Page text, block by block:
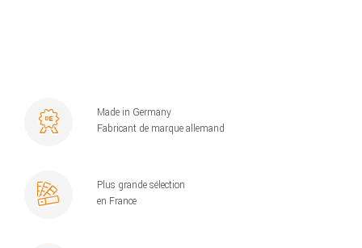
Made in Germany
Fabricant de marque allemand
Plus grande sélection
en France